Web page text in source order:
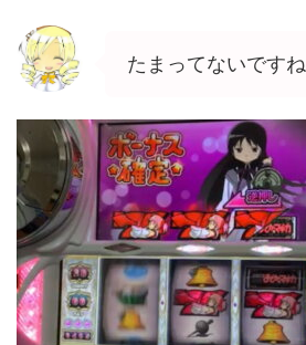
たまってないですね